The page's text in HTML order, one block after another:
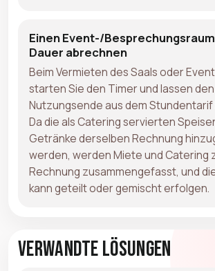
Einen Event-/
Dauer abrechnen
Beim Vermieten des Saals oder
starten Sie den Timer und lassen
Nutzungsende aus dem
Da die als Catering servierten
Getränke derselben Rechnung
werden, werden Miete und Catering
Rechnung zusammengefasst, und
kann geteilt oder gemischt erfolgen.
Verwandte Lösungen